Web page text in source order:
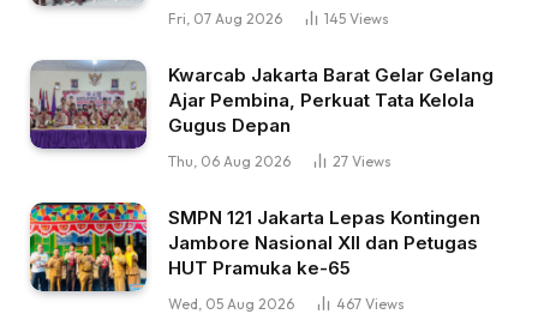
Fri, 07 Aug 2026 145 Views
Kwarcab Jakarta Barat Gelar Gelang
Ajar Pembina, Perkuat Tata Kelola
Gugus Depan
Thu, 06 Aug 2026 27 Views
SMPN 121 Jakarta Lepas Kontingen
Jambore Nasional XII dan Petugas
HUT Pramuka ke-65
Wed, 05 Aug 2026 467 Views